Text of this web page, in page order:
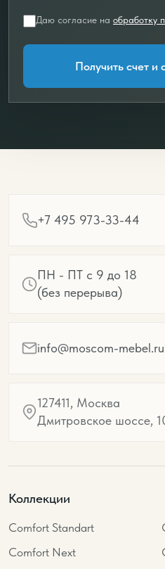
Даю согласие на обработку
Получить счет
+7 495 973-33-44
ПН - ПТ с 9 до 18
(без перерыва)
info@moscom-mebel.ru
127411, Москва
Дмитровское шоссе,
Коллекции
Comfort Standart
Comfort Next